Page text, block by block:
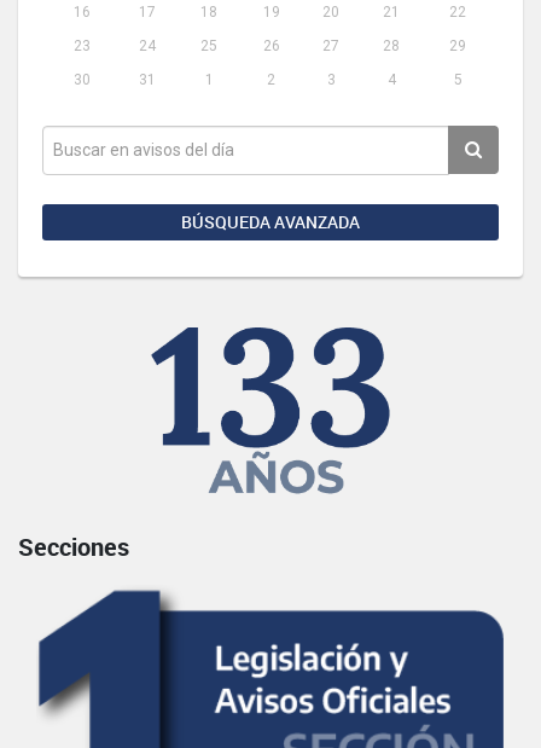
16
17 18 19 20 21
22
23
24 25 26 27 28
29
30
31 1 2 3 4 5
BÚSQUEDA AVANZADA
Secciones